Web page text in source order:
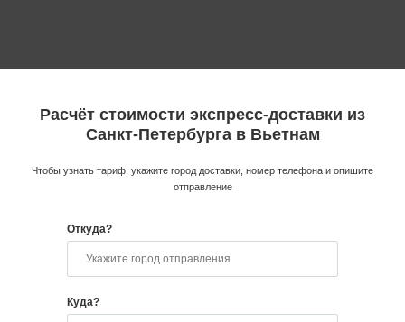
Расчёт стоимости экспресс-доставки из
Санкт-Петербурга в Вьетнам
Чтобы узнать тариф, укажите город доставки, номер телефона и опишите
отправление
Откуда?
Куда?